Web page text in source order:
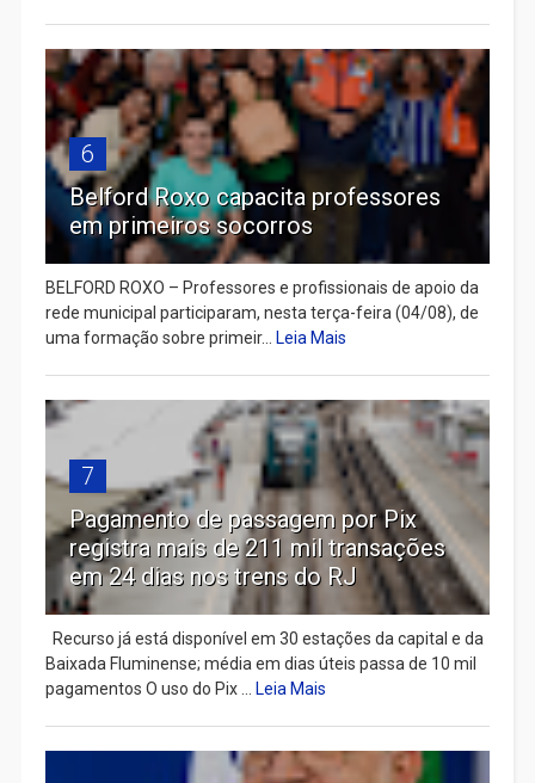
6
Belford Roxo capacita professores
em primeiros socorros
BELFORD ROXO – Professores e profissionais de apoio da
rede municipal participaram, nesta terça-feira (04/08), de
uma formação sobre primeir...
Leia Mais
7
Pagamento de passagem por Pix
registra mais de 211 mil transações
em 24 dias nos trens do RJ
Recurso já está disponível em 30 estações da capital e da
Baixada Fluminense; média em dias úteis passa de 10 mil
pagamentos O uso do Pix ...
Leia Mais